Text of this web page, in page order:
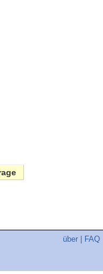
über FAQ